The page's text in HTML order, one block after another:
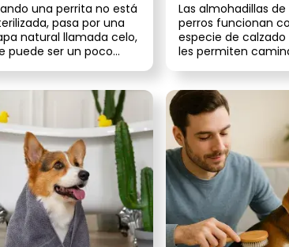
una perrita no está
pasa por una
natural llamada celo,
puede ser un poco
Las almohadillas de
perros funcionan
especie de calzado
les permiten